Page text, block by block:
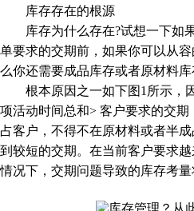
库存存在的根源
库存为什么存在?试想一下如
单要求的交期前，如果你可以从
么你还需要成品库存或者原材料库
根本原因之一如下图1所示，
项活动时间总和> 客户要求的交
占客户，不得不在原材料或者半
到较短的交期。在当前客户要求
情况下，交期问题导致的库存考量